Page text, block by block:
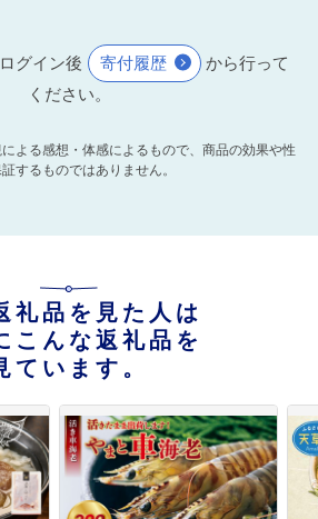
グイン後 寄付履歴
から行って
ください。
よる感想・体感によるもので、商品の効果や性
するものではありません。
礼品を見た人は
こんな返礼品を
ています。